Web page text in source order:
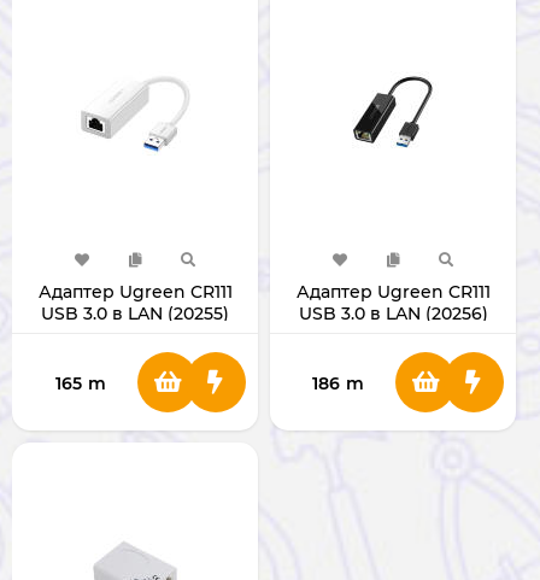
Адаптер Ugreen CR111
USB 3.0 в LAN (20255)
165 m
Адаптер Ugreen CR111
USB 3.0 в LAN (20256)
186 m